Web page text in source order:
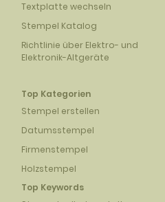
Textplatte wechseln
Stempel Katalog
Richtlinie über Elektro- und
Elektronik-Altgeräte
Top Kategorien
Stempel erstellen
Datumsstempel
Firmenstempel
Holzstempel
Top Keywords